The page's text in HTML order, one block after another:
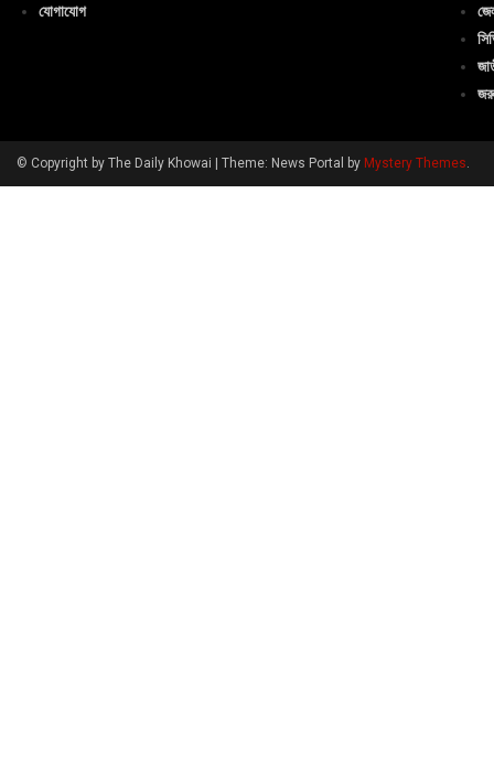
যোগাযোগ
© Copyright by The Daily Khowai | Theme: News Portal by Mystery Themes